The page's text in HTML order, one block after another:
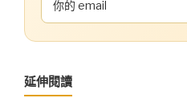
延伸閱讀